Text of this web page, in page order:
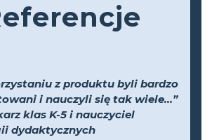
z produktu byli bardzo
i nauczyli się tak wiele...”
klas K-5 i nauczyciel
dydaktycznych